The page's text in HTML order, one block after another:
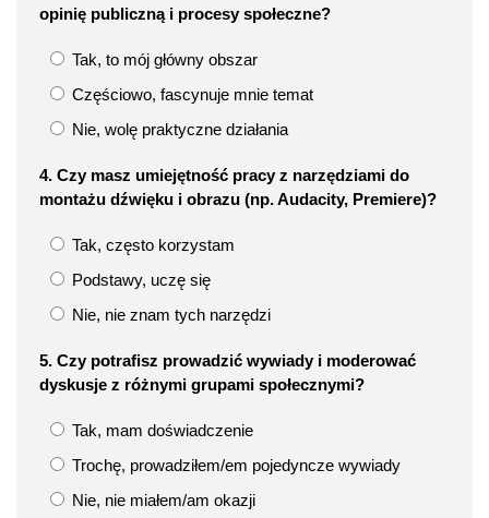
opinię publiczną i procesy społeczne?
Tak, to mój główny obszar
Częściowo, fascynuje mnie temat
Nie, wolę praktyczne działania
4. Czy masz umiejętność pracy z narzędziami do
montażu dźwięku i obrazu (np. Audacity, Premiere)?
Tak, często korzystam
Podstawy, uczę się
Nie, nie znam tych narzędzi
5. Czy potrafisz prowadzić wywiady i moderować
dyskusje z różnymi grupami społecznymi?
Tak, mam doświadczenie
Trochę, prowadziłem/em pojedyncze wywiady
Nie, nie miałem/am okazji